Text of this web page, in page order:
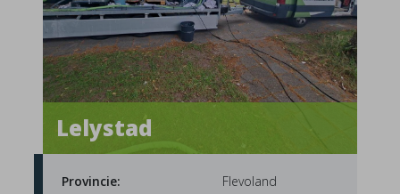
Lelystad
Provincie:
Flevoland